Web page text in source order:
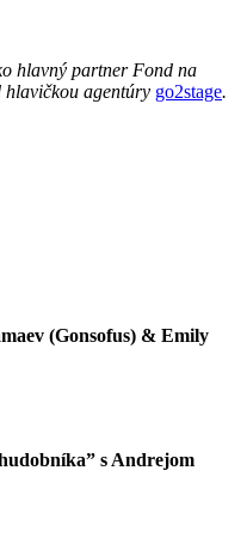
hlavný partner Fond na
agentúry go2stage.
(Gonsofus) & Emily
s Andrejom